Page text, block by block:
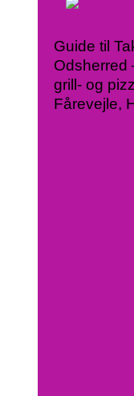
Guide til
Odsherred
grill- og
Fårevejle,